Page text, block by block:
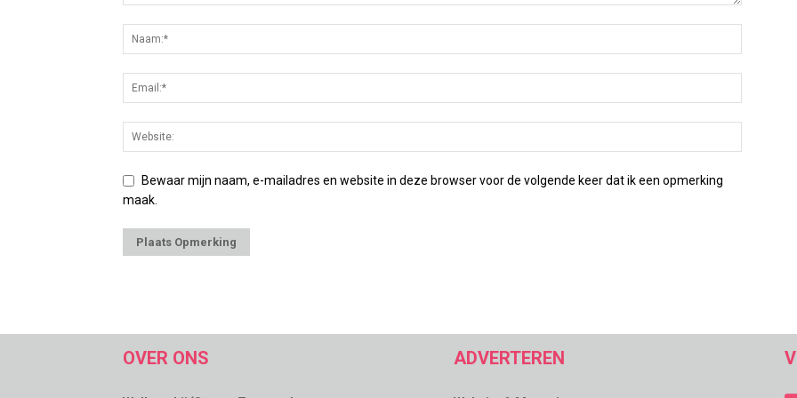
Bewaar mijn naam, e-mailadres en website in deze browser voor de volgende keer dat ik een opmerking
maak.
OVER ONS ADVERTEREN